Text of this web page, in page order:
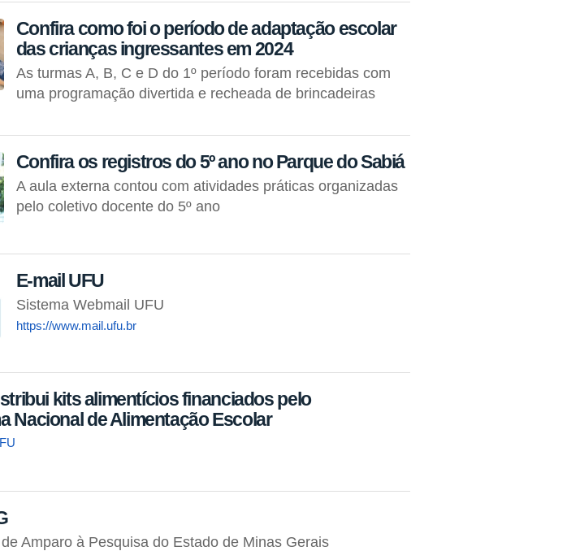
Confira como foi o período de adaptação escolar
das crianças ingressantes em 2024
As turmas A, B, C e D do 1º período foram recebidas com
uma programação divertida e recheada de brincadeiras
Confira os registros do 5º ano no Parque do Sabiá
A aula externa contou com atividades práticas organizadas
pelo coletivo docente do 5º ano
E-mail UFU
Sistema Webmail UFU
https://www.mail.ufu.br
kits alimentícios financiados pelo
Nacional de Alimentação Escolar
Amparo à Pesquisa do Estado de Minas Gerais